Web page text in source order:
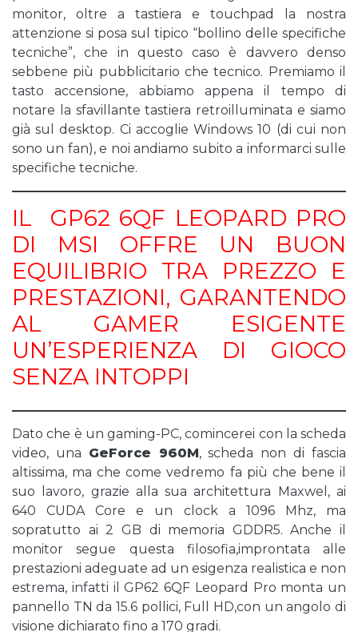
monitor, oltre a tastiera e touchpad la nostra
attenzione si posa sul tipico “bollino delle specifiche
tecniche”, che in questo caso è davvero denso
sebbene più pubblicitario che tecnico. Premiamo il
tasto accensione, abbiamo appena il tempo di
notare la sfavillante tastiera retroilluminata e siamo
già sul desktop. Ci accoglie Windows 10 (di cui non
sono un fan), e noi andiamo subito a informarci sulle
specifiche tecniche.
IL GP62 6QF LEOPARD PRO
DI MSI OFFRE UN BUON
EQUILIBRIO TRA PREZZO E
PRESTAZIONI, GARANTENDO
AL GAMER ESIGENTE
UN’ESPERIENZA DI GIOCO
SENZA INTOPPI
Dato che è un gaming-PC, comincerei con la scheda
video, una GeForce 960M, scheda non di fascia
altissima, ma che come vedremo fa più che bene il
suo lavoro, grazie alla sua architettura Maxwel, ai
640 CUDA Core e un clock a 1096 Mhz, ma
sopratutto ai 2 GB di memoria GDDR5. Anche il
monitor segue questa filosofia,improntata alle
prestazioni adeguate ad un esigenza realistica e non
estrema, infatti il GP62 6QF Leopard Pro monta un
pannello TN da 15.6 pollici, Full HD,con un angolo di
visione dichiarato fino a 170 gradi.